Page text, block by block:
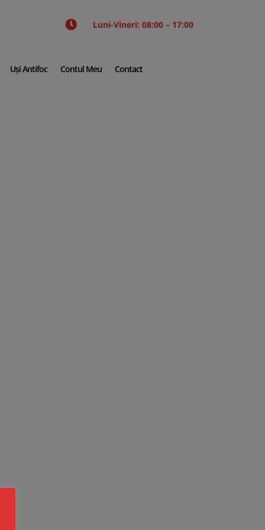
 Luni-Vineri: 08:00 – 17:00
Uși Antifoc Contul Meu Contact